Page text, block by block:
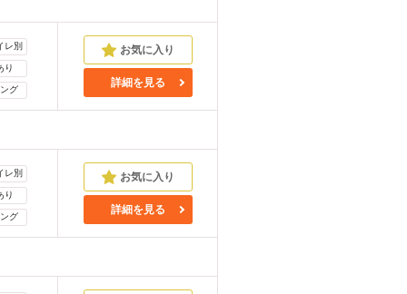
レ別
り
グ
詳細を見る
レ別
り
グ
詳細を見る